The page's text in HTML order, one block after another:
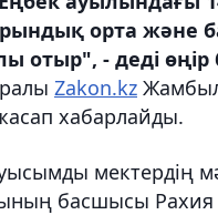
орта және
отыр", - деді
Zakon.kz Жамбыл
хабарлайды.
басшысы Рахия